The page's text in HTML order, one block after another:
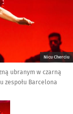
Nicu Cherciu
ubranym w czarną
zespołu Barcelona